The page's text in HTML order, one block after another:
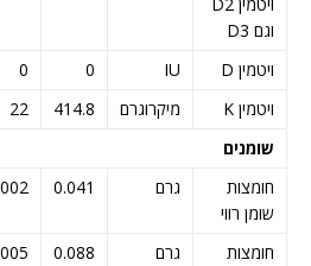
וגם D3
ויטמין D
IU
0
0
ויטמין K
מיקרוגרם 414.8
22
שומנים
חומצות
שומן רווי
גרם 0.041
חומצות
גרם 0.088